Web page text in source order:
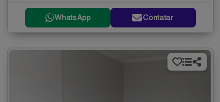
WhatsApp Contatar